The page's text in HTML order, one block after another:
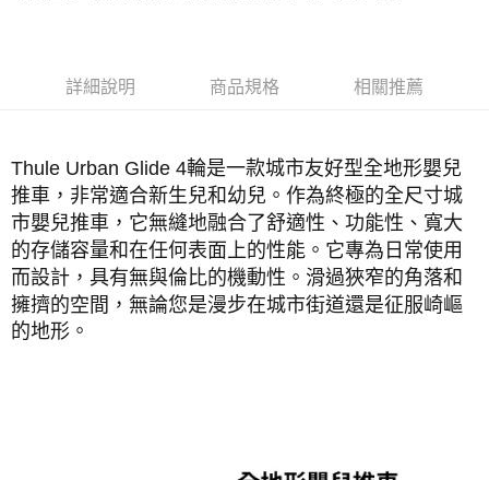
詳細說明 商品規格 相關推薦
Thule Urban Glide 4輪是一款城市友好型全地形嬰兒
推車，非常適合新生兒和幼兒。作為終極的全尺寸城
市嬰兒推車，它無縫地融合了舒適性、功能性、寬大
的存儲容量和在任何表面上的性能。它專為日常使用
而設計，具有無與倫比的機動性。滑過狹窄的角落和
擁擠的空間，無論您是漫步在城市街道還是征服崎嶇
的地形。